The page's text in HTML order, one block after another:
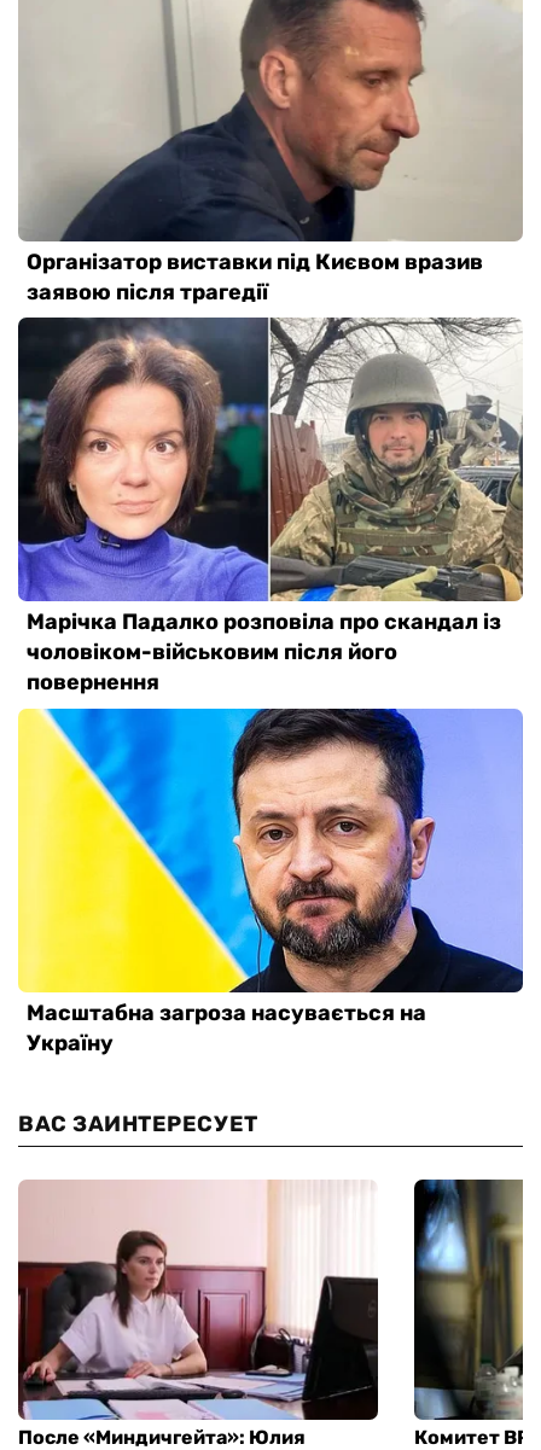
ВАС ЗАИНТЕРЕСУЕТ
После «Миндичгейта»: Юлия
Комитет ВР